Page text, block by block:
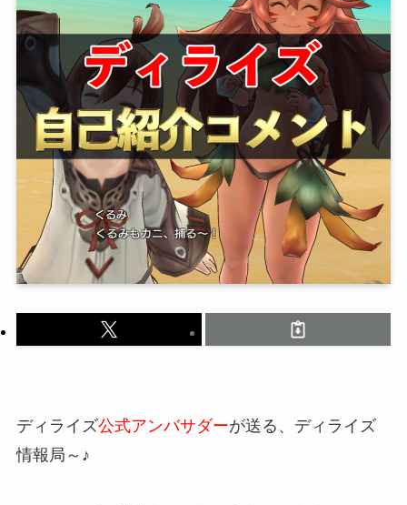
ディライズ公式アンバサダーが送る、ディライズ
情報局～♪